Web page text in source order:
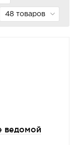
48 товаров
ведомой